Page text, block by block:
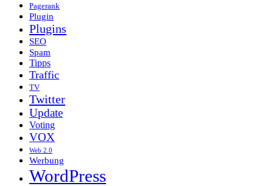
Pagerank
Plugin
Plugins
SEO
Spam
Tipps
Traffic
TV
Twitter
Update
Voting
VOX
Web 2.0
Werbung
WordPress